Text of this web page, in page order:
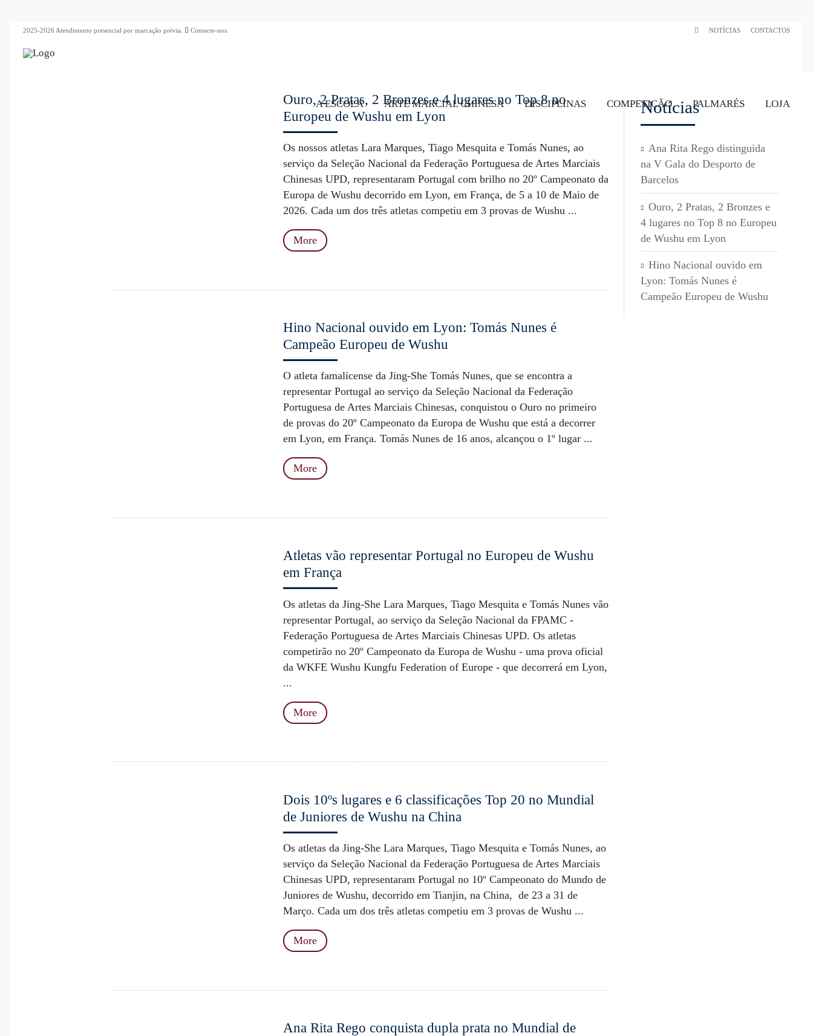
2025-2026 Atendimento presencial por marcação prévia. Contacte-nos. NOTÍCIAS CONTACTOS
A ESCOLA ARTE MARCIAL CHINESA DISCIPLINAS COMPETIÇÃO PALMARÉS LOJA
Ouro, 2 Pratas, 2 Bronzes e 4 lugares no Top 8 no
Europeu de Wushu em Lyon
Os nossos atletas Lara Marques, Tiago Mesquita e Tomás Nunes, ao
serviço da Seleção Nacional da Federação Portuguesa de Artes Marciais
Chinesas UPD, representaram Portugal com brilho no 20º Campeonato da
Europa de Wushu decorrido em Lyon, em França, de 5 a 10 de Maio de
2026. Cada um dos três atletas competiu em 3 provas de Wushu ...
More
Hino Nacional ouvido em Lyon: Tomás Nunes é
Campeão Europeu de Wushu
O atleta famalicense da Jing-She Tomás Nunes, que se encontra a
representar Portugal ao serviço da Seleção Nacional da Federação
Portuguesa de Artes Marciais Chinesas, conquistou o Ouro no primeiro
de provas do 20º Campeonato da Europa de Wushu que está a decorrer
em Lyon, em França. Tomás Nunes de 16 anos, alcançou o 1º lugar ...
More
Atletas vão representar Portugal no Europeu de Wushu
em França
Os atletas da Jing-She Lara Marques, Tiago Mesquita e Tomás Nunes vão
representar Portugal, ao serviço da Seleção Nacional da FPAMC -
Federação Portuguesa de Artes Marciais Chinesas UPD. Os atletas
competirão no 20º Campeonato da Europa de Wushu - uma prova oficial
da WKFE Wushu Kungfu Federation of Europe - que decorrerá em Lyon,
...
More
Dois 10ºs lugares e 6 classificações Top 20 no Mundial
de Juniores de Wushu na China
Os atletas da Jing-She Lara Marques, Tiago Mesquita e Tomás Nunes, ao
serviço da Seleção Nacional da Federação Portuguesa de Artes Marciais
Chinesas UPD, representaram Portugal no 10º Campeonato do Mundo de
Juniores de Wushu, decorrido em Tianjin, na China, de 23 a 31 de
Março. Cada um dos três atletas competiu em 3 provas de Wushu ...
More
Ana Rita Rego conquista dupla prata no Mundial de
Notícias
Ana Rita Rego distinguida
na V Gala do Desporto de
Barcelos
Ouro, 2 Pratas, 2 Bronzes e
4 lugares no Top 8 no Europeu
de Wushu em Lyon
Hino Nacional ouvido em
Lyon: Tomás Nunes é
Campeão Europeu de Wushu